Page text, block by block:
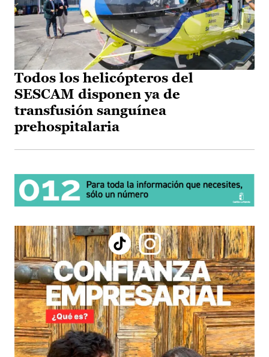
Todos los helicópteros del
SESCAM disponen ya de
transfusión sanguínea
prehospitalaria